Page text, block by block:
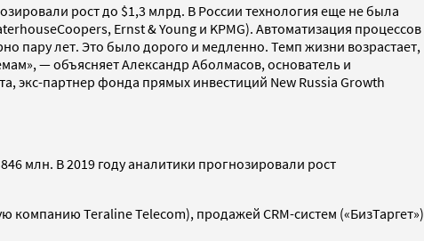
рост до $1,3 млрд. В России технология еще не была
Ernst & Young и KPMG). Автоматизация процессов
пару лет. Это было дорого и медленно. Темп жизни возрастает,
— объясняет Александр Аболмасов, основатель и
экс-партнер фонда прямых инвестиций New Russia Growth
млн. В 2019 году аналитики прогнозировали рост
Teraline Telecom), продажей CRM-систем («БизТаргет»)